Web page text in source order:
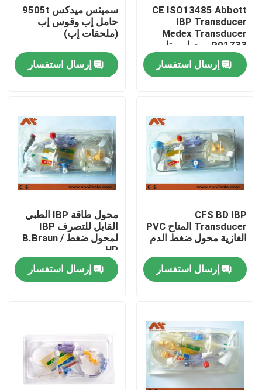
منزل
جولة في المعمل
اتصل بنا
أخبار
كابلات مراقبة المريض
جهاز استشعار spo2 القابل لإعادة الاستخدام
CE ISO13485 Abbott
IBP Transducer
Medex Transducer
P01733 موصل يوتا
إرسال استفسار
سميثس ميدكس 9505t
حامل إب وقوس إب
(ملحقات إب)
إرسال استفسار
CFS BD IBP
Transducer المتاح PVC
الغازية محول ضغط الدم
إرسال استفسار
محول طاقة IBP الطبي
القابل للتصرف IBP
لمحول ضغط B.Braun /
HP
إرسال استفسار